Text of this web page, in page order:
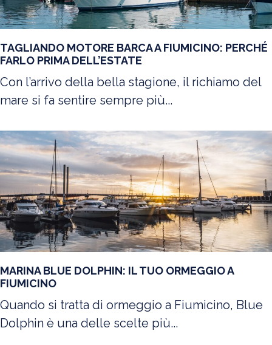
TAGLIANDO MOTORE BARCA A FIUMICINO: PERCHÉ
FARLO PRIMA DELL’ESTATE
Con l’arrivo della bella stagione, il richiamo del
mare si fa sentire sempre più...
MARINA BLUE DOLPHIN: IL TUO ORMEGGIO A
FIUMICINO
Quando si tratta di ormeggio a Fiumicino, Blue
Dolphin è una delle scelte più...